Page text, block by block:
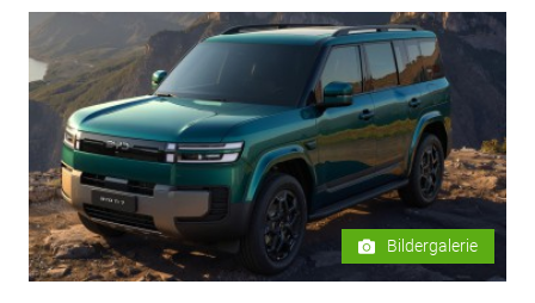
Bildergalerie